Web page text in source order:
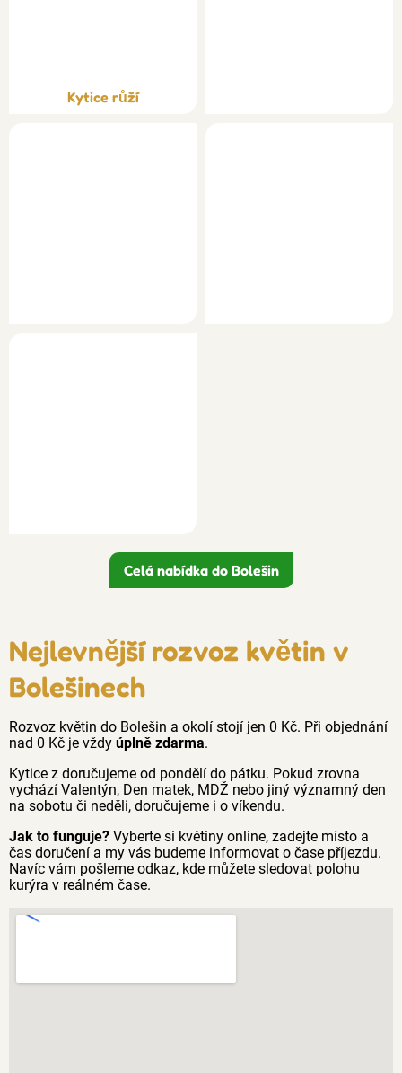
Kytice růží
Celá nabídka do Bolešin
Nejlevnější rozvoz květin v
Bolešinech
Rozvoz květin do Bolešin a okolí stojí jen 0 Kč. Při objednání
nad 0 Kč je vždy úplně zdarma.
Kytice z doručujeme od pondělí do pátku. Pokud zrovna
vychází Valentýn, Den matek, MDŽ nebo jiný významný den
na sobotu či neděli, doručujeme i o víkendu.
Jak to funguje? Vyberte si květiny online, zadejte místo a
čas doručení a my vás budeme informovat o čase příjezdu.
Navíc vám pošleme odkaz, kde můžete sledovat polohu
kurýra v reálném čase.